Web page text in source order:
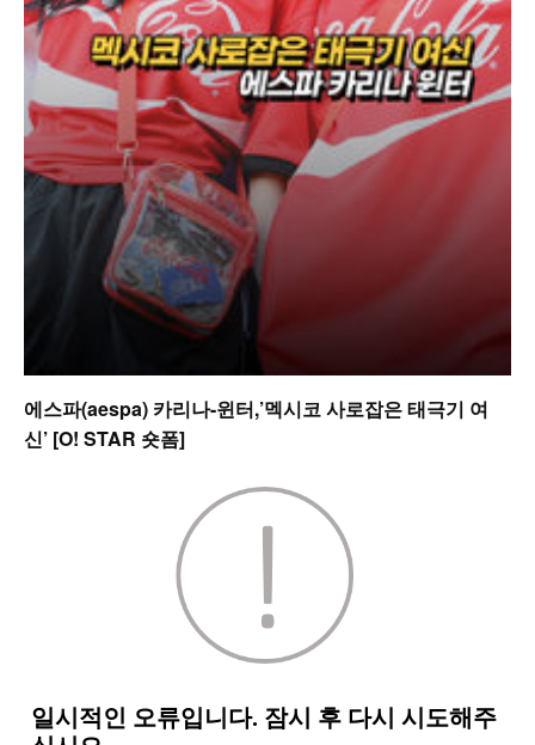
에스파(aespa) 카리나-윈터,’멕시코 사로잡은 태극기 여
신’ [O! STAR 숏폼]